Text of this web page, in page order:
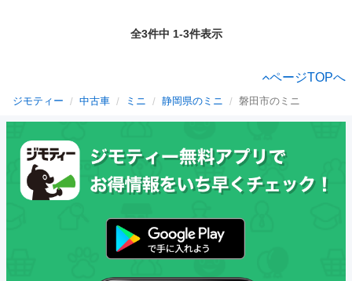
全3件中 1-3件表示
ページTOPへ
ジモティー 中古車 ミニ 静岡県のミニ 磐田市のミニ